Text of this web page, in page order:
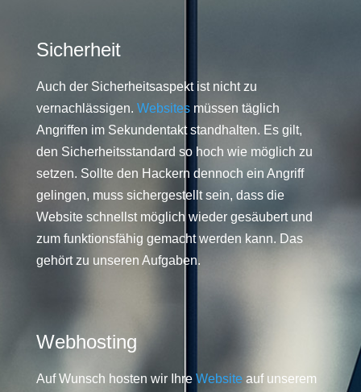
Sicherheit
Auch der Sicherheitsaspekt ist nicht zu
vernachlässigen. Websitesmüssen täglich
Angriffen im Sekundentakt standhalten. Es gilt,
den Sicherheitsstandard so hoch wie möglich zu
setzen. Sollte den Hackern dennoch ein Angriff
gelingen, muss sichergestellt sein, dass die
Website schnellst möglich wieder gesäubert und
zum funktionsfähig gemacht werden kann. Das
gehört zu unseren Aufgaben.
Webhosting
Auf Wunsch hosten wir Ihre Website auf unserem